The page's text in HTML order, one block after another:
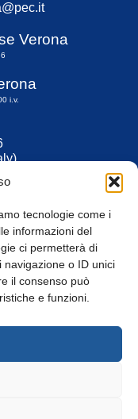
tecnologie come i
informazioni del
ci permetterà di
o ID unici
il consenso può
e funzioni.
Verona
i.v.